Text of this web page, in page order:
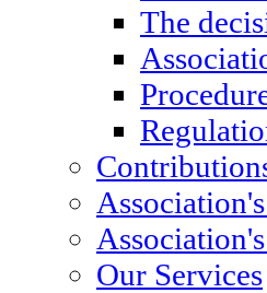
The
Our Services